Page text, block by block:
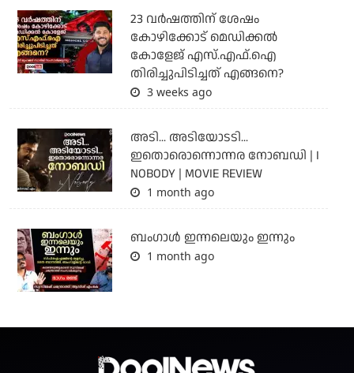
23 വർഷത്തിന് ശേഷം
കോഴിക്കോട് മെഡിക്കൽ
കോളേജ് എസ്.എഫ്.ഐ
തിരിച്ചുപിടിച്ചത് എങ്ങനെ?
3 weeks ago
അടി... അടിയോടടി...
ഇതൊരൊന്നൊന്നര നോബഡി | I
NOBODY | MOVIE REVIEW
1 month ago
ബംഗാള്‍ ഇന്നലെയും ഇന്നും
1 month ago